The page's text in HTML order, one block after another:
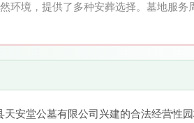
环境，提供了多种安葬选择。墓地服务
安堂公墓有限公司兴建的合法经营性